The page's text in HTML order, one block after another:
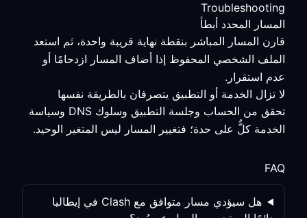
Troubleshooting
المسار المحدد أبطأ
قارن المسار المباشر بنقطة نهاية قريبة واحدة، ثم استعد
الملف الشخصي المحفوظ إذا أضاف المسار ازدحامًا أو
عدم استقرار.
لا تزال الخدمة أو التطبيق يتصرفان بالطريقة نفسها
تحقق من الحساب وجلسة التطبيق وسلوك DNS وسياسة
الخدمة كلٌّ على حدة؛ فتغيير المسار ليس المتغير الوحيد.
FAQ
هل سيؤدي مسار متوافق مع Clash في إيطاليا